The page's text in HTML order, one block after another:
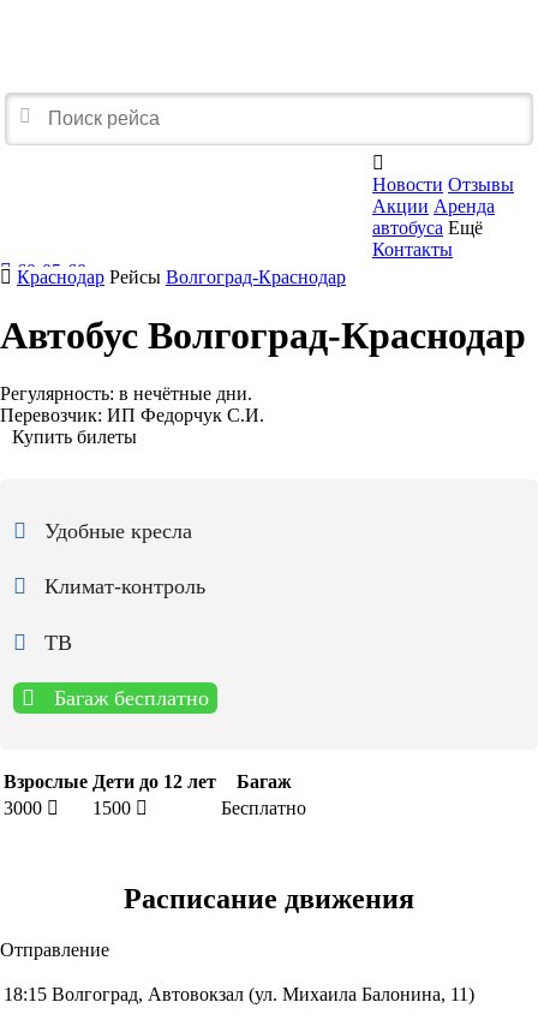

Новости Отзывы
Акции Аренда
автобуса Ещё
Контакты
60-05-60
Перезвоните мне
Краснодар Рейсы Волгоград-Краснодар
Автобус Волгоград-Краснодар
Регулярность: в нечётные дни.
Перевозчик: ИП Федорчук С.И.
Купить билеты
Удобные кресла
Климат-контроль
ТВ
Багаж бесплатно
Взрослые Дети до 12 лет
Багаж
3000
1500 Бесплатно
Расписание движения
Отправление
18:15 Волгоград, Автовокзал (ул. Михаила Балонина, 11)